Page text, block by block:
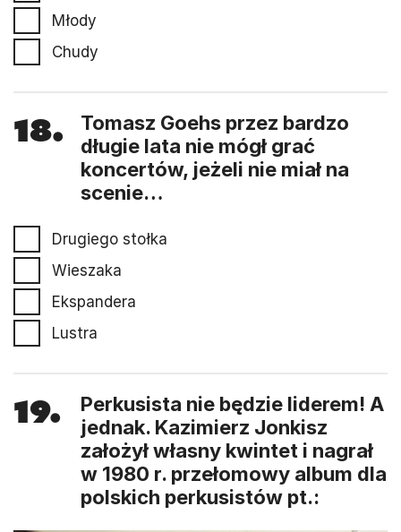
Młody
Chudy
18.
Tomasz Goehs przez bardzo
długie lata nie mógł grać
koncertów, jeżeli nie miał na
scenie…
Drugiego stołka
Wieszaka
Ekspandera
Lustra
19.
Perkusista nie będzie liderem! A
jednak. Kazimierz Jonkisz
założył własny kwintet i nagrał
w 1980 r. przełomowy album dla
polskich perkusistów pt.: